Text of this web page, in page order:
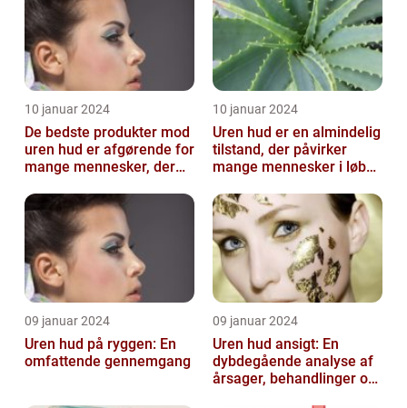
10 januar 2024
De bedste produkter mod
uren hud er afgørende for
mange mennesker, der
almindelige hu...
10 januar 2024
Uren hud er en almindelig
tilstand, der påvirker
mange mennesker i løbet
09 januar 2024
Uren hud på ryggen: En
omfattende gennemgang
09 januar 2024
Uren hud ansigt: En
dybdegående analyse af
årsager, behandlinger og